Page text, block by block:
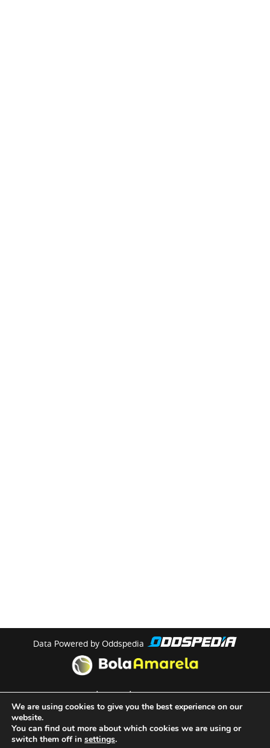
Data Powered by Oddspedia
theme bymeow
We are using cookies to give you the best experience on our
website.
You can find out more about which cookies we are using or
switch them off in settings.